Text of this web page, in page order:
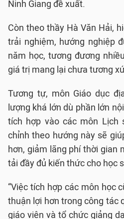
Ninh Giang đề xuất.
Còn theo thầy Hà Văn Hải,
trải nghiệm, hướng nghiệp
năm học, tương đương
giá trị mang lại chưa tương
Tương tự, môn Giáo dục
lượng khá lớn dù phần lớn
tích hợp vào các môn Lịch
chỉnh theo hướng này sẽ
hơn, giảm lãng phí thời gian
tải đầy đủ kiến thức cho học
“Việc tích hợp các môn học
thuận lợi hơn trong công tác
giáo viên và tổ chức giảng